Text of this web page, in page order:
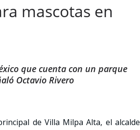
mascotas en
que cuenta con un parque
Octavio Rivero
de Villa Milpa Alta, el alcalde